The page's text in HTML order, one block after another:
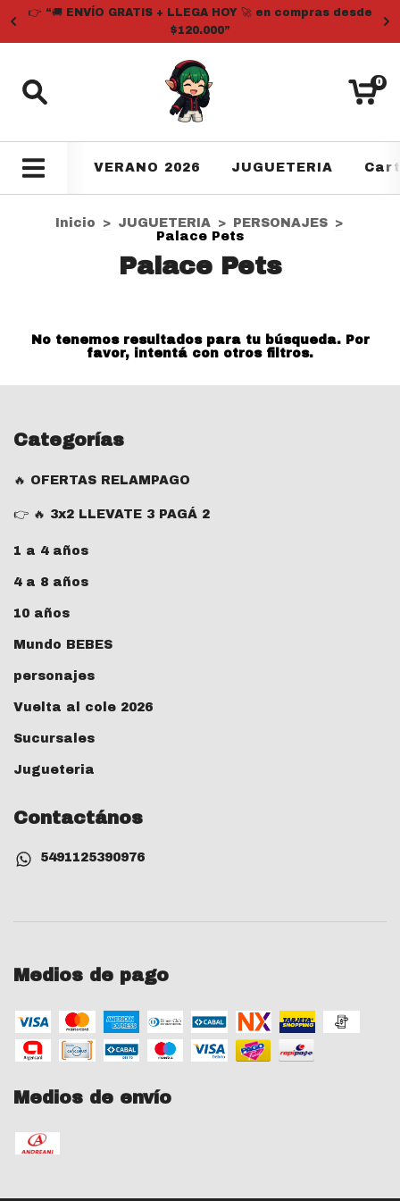
👉 “🚚 ENVÍO GRATIS + LLEGA HOY 🚀 en compras desde
$120.000”
0
VERANO 2026 JUGUETERIA
Inicio > JUGUETERIA > PERSONAJES
>
Palace Pets
Palace Pets
No tenemos resultados para tu búsqueda. Por
favor, intentá con otros filtros.
Categorías
🔥 OFERTAS RELAMPAGO
👉 🔥 3x2 LLEVATE 3 PAGÁ 2
1 a 4 años
4 a 8 años
10 años
Mundo BEBES
personajes
Vuelta al cole 2026
Sucursales
Jugueteria
Contactános
5491125390976
Medios de pago
Medios de envío